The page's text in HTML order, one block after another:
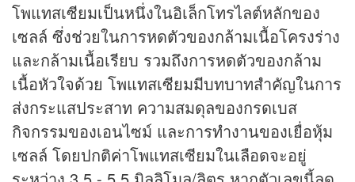
โพแทสเซียมเป็นหนึ่งในอิเล็กโทรไลต์หลักของ
เซลล์ ซึ่งช่วยในการหดตัวของกล้ามเนื้อโครงร่าง
และกล้ามเนื้อเรียบ รวมถึงการหดตัวของกล้าม
เนื้อหัวใจด้วย โพแทสเซียมมีบทบาทสำคัญในการ
ส่งกระแสประสาท ความสมดุลของกรดเบส
กิจกรรมของเอนไซม์ และการทำงานของเยื่อหุ้ม
เซลล์ โดยปกติค่าโพแทสเซียมในเลือดจะอยู่